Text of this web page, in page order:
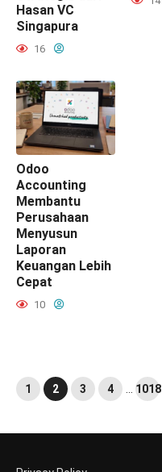
Hasan VC
Singapura
16
Odoo
Accounting
Membantu
Perusahaan
Menyusun
Laporan
Keuangan Lebih
Cepat
10
1 2 3 4 1018